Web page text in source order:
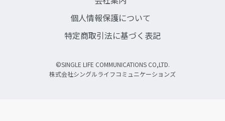
個人情報保護について
特定商取引法に基づく表記
©SINGLE LIFE COMMUNICATIONS CO,LTD.
株式会社シングルライフコミュニケーションズ